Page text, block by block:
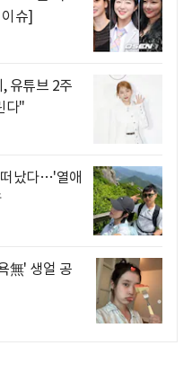
슈]
유튜브 2주
다"
났다…'열애
無' 생얼 공